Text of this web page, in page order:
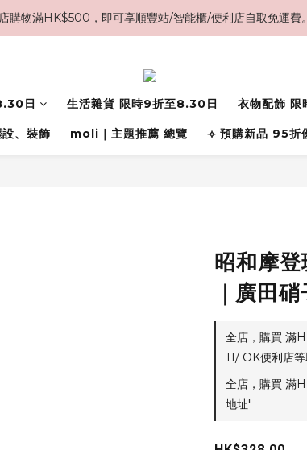
購物滿HK$500，即可享順豐站/智能櫃/便利店自取免運費。
日 生活雜貨 限時9折至8.30日 衣物配飾
、裝飾 moli｜主題推薦 總覽 ⟢ 預購新品 95折
昭和摩
｜廣田硝
全店，購買 滿
11/ OK便利店等
全店，購買 滿
地址"